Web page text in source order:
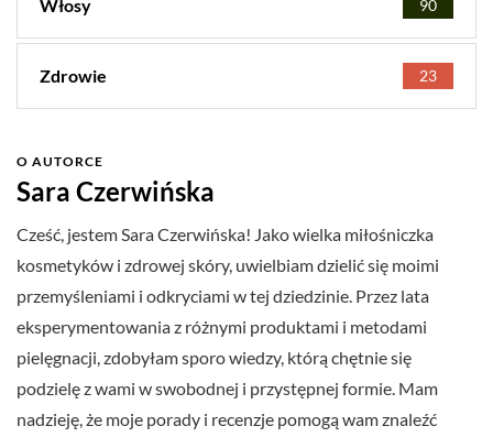
Włosy 90
Zdrowie 23
O AUTORCE
Sara Czerwińska
Cześć, jestem Sara Czerwińska! Jako wielka miłośniczka
kosmetyków i zdrowej skóry, uwielbiam dzielić się moimi
przemyśleniami i odkryciami w tej dziedzinie. Przez lata
eksperymentowania z różnymi produktami i metodami
pielęgnacji, zdobyłam sporo wiedzy, którą chętnie się
podzielę z wami w swobodnej i przystępnej formie. Mam
nadzieję, że moje porady i recenzje pomogą wam znaleźć